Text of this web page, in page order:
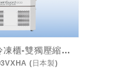
-86°C超低溫冷凍櫃-雙獨壓縮機/變頻/省電/人...
(日本製)